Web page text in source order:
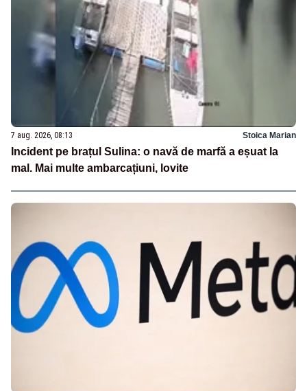
7 aug. 2026, 08:13 Stoica Marian
Incident pe brațul Sulina: o navă de marfă a eșuat la
mal. Mai multe ambarcațiuni, lovite